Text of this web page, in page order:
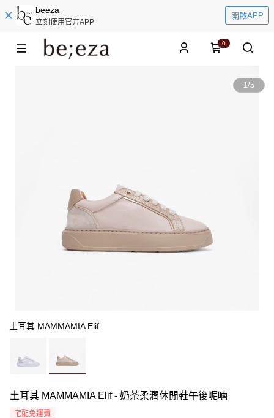
beeza
立刻使用官方APP
開啟APP
0
1/5
土耳其 MAMMAMIA Elif
土耳其 MAMMAMIA Elif - 奶茶柔潤休閒鞋午後呢喃
宅配免運費